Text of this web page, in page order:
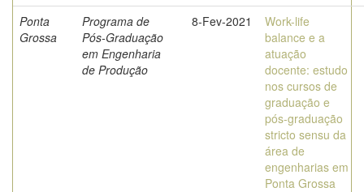
Ponta
Grossa
Programa de
Pós-Graduação
em Engenharia
de Produção
8-Fev-2021
Work-life
balance e a
atuação
docente: estudo
nos cursos de
graduação e
pós-graduação
stricto sensu da
área de
engenharias em
Ponta Grossa